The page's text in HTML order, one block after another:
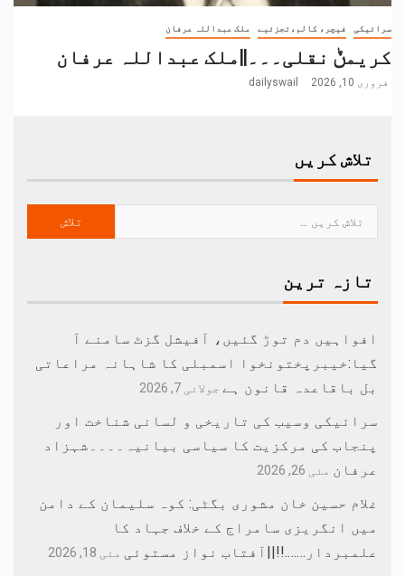
سرائیکی فیچر، کالم،تجزئیے ملک عبداللہ عرفان
کریمݨ نقلی۔۔۔||ملک عبداللہ عرفان
فروری 10, 2026 dailyswail
تلاش کریں
تازہ ترین
افواہیں دم توڑ گئیں، آفیشل گزٹ سامنے آ
گیا:خیبرپختونخوا اسمبلی کا شاہانہ مراعاتی
بل باقاعدہ قانون ہے جولائی 7, 2026
سرائیکی وسیب کی تاریخی و لسانی شناخت اور
پنجاب کی مرکزیت کا سیاسی بیانیہ۔۔۔۔شہزاد
عرفان مئی 26, 2026
غلام حسین خان مشوری بگٹی: کوہ سلیمان کے دامن
میں انگریزی سامراج کے خلاف جہاد کا
علمبردار…….!!||آفتاب نواز مستوئی مئی 18, 2026